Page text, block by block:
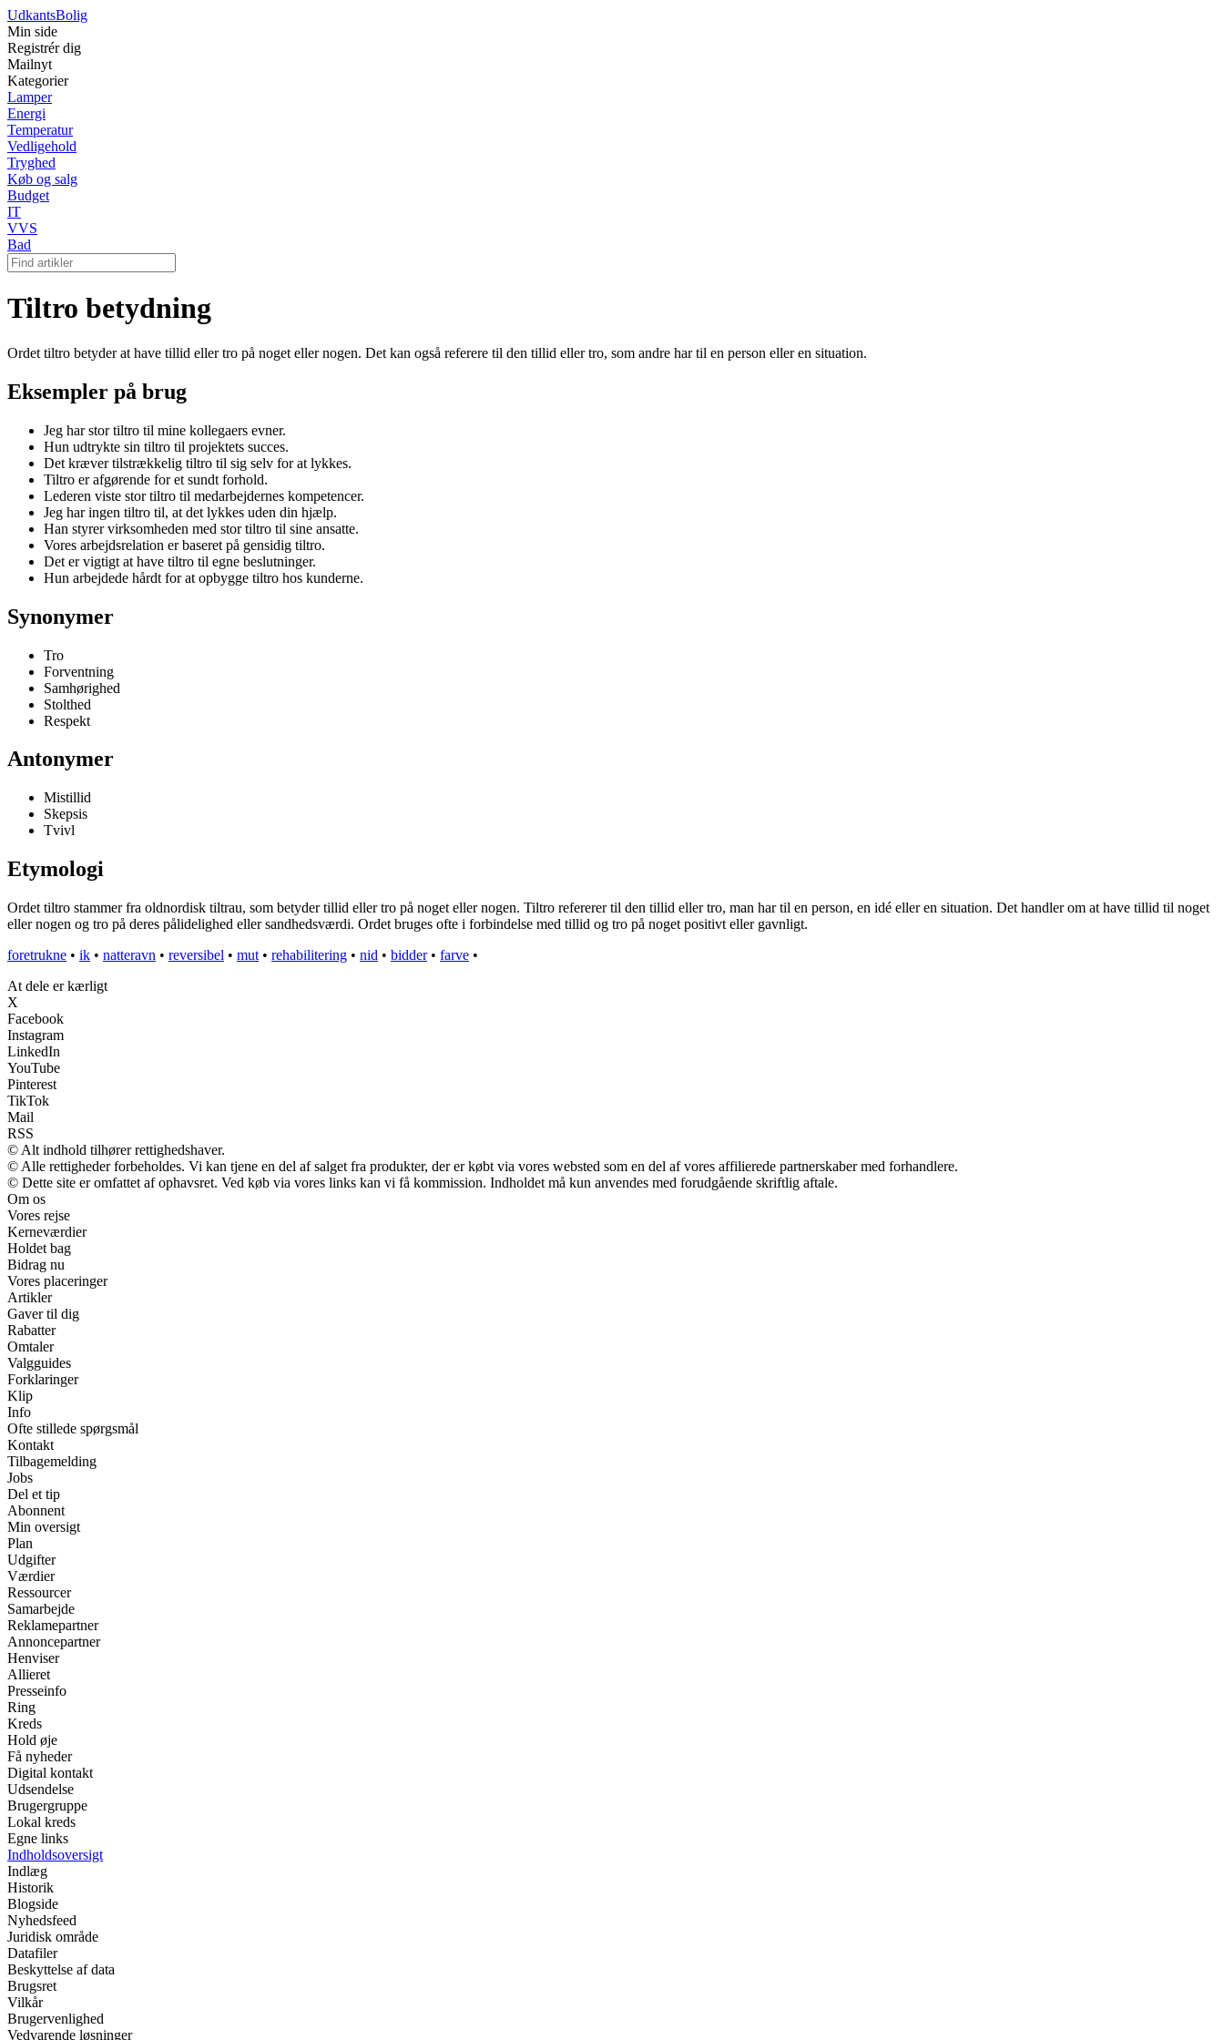
UdkantsBolig
Min side
Registrér dig
Mailnyt
Kategorier
Lamper
Energi
Temperatur
Vedligehold
Tryghed
Køb og salg
Budget
IT
VVS
Bad
Tiltro betydning
Ordet tiltro betyder at have tillid eller tro på noget eller nogen. Det kan også referere til den tillid eller tro, som andre har til en person eller en situation.
Eksempler på brug
Jeg har stor tiltro til mine kollegaers evner.
Hun udtrykte sin tiltro til projektets succes.
Det kræver tilstrækkelig tiltro til sig selv for at lykkes.
Tiltro er afgørende for et sundt forhold.
Lederen viste stor tiltro til medarbejdernes kompetencer.
Jeg har ingen tiltro til, at det lykkes uden din hjælp.
Han styrer virksomheden med stor tiltro til sine ansatte.
Vores arbejdsrelation er baseret på gensidig tiltro.
Det er vigtigt at have tiltro til egne beslutninger.
Hun arbejdede hårdt for at opbygge tiltro hos kunderne.
Synonymer
Tro
Forventning
Samhørighed
Stolthed
Respekt
Antonymer
Mistillid
Skepsis
Tvivl
Etymologi
Ordet tiltro stammer fra oldnordisk tiltrau, som betyder tillid eller tro på noget eller nogen. Tiltro refererer til den tillid eller tro, man har til en person, en idé eller en situation. Det handler om at have tillid til noget
eller nogen og tro på deres pålidelighed eller sandhedsværdi. Ordet bruges ofte i forbindelse med tillid og tro på noget positivt eller gavnligt.
foretrukne • ik • natteravn • reversibel • mut • rehabilitering • nid • bidder• farve •
At dele er kærligt
X
Facebook
Instagram
LinkedIn
YouTube
Pinterest
TikTok
Mail
RSS
© Alt indhold tilhører rettighedshaver.
© Alle rettigheder forbeholdes. Vi kan tjene en del af salget fra produkter, der er købt via vores websted som en del af vores affilierede partnerskaber med forhandlere.
© Dette site er omfattet af ophavsret. Ved køb via vores links kan vi få kommission. Indholdet må kun anvendes med forudgående skriftlig aftale.
Om os
Vores rejse
Kerneværdier
Holdet bag
Bidrag nu
Vores placeringer
Artikler
Gaver til dig
Rabatter
Omtaler
Valgguides
Forklaringer
Klip
Info
Ofte stillede spørgsmål
Kontakt
Tilbagemelding
Jobs
Del et tip
Abonnent
Min oversigt
Plan
Udgifter
Værdier
Ressourcer
Samarbejde
Reklamepartner
Annoncepartner
Henviser
Allieret
Presseinfo
Ring
Kreds
Hold øje
Få nyheder
Digital kontakt
Udsendelse
Brugergruppe
Lokal kreds
Egne links
Indholdsoversigt
Indlæg
Historik
Blogside
Nyhedsfeed
Juridisk område
Datafiler
Beskyttelse af data
Brugsret
Vilkår
Brugervenlighed
Vedvarende løsninger